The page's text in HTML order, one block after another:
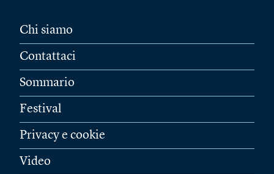
Chi siamo
Contattaci
Sommario
Festival
Privacy e cookie
Video